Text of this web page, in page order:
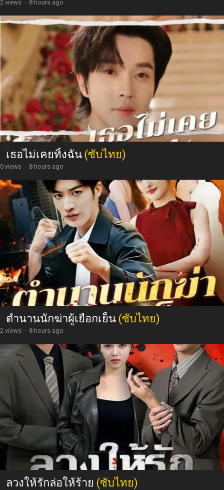
2 views · 8 hours ago
เธอไม่เคยทิ้งฉัน (ซับไทย)
0 views · 8 hours ago
ตำนานนักฆ่าผู้เยือกเย็น (ซับไทย)
2 views · 8 hours ago
ลวงให้รักล่อให้ร้าย (ซับไทย)